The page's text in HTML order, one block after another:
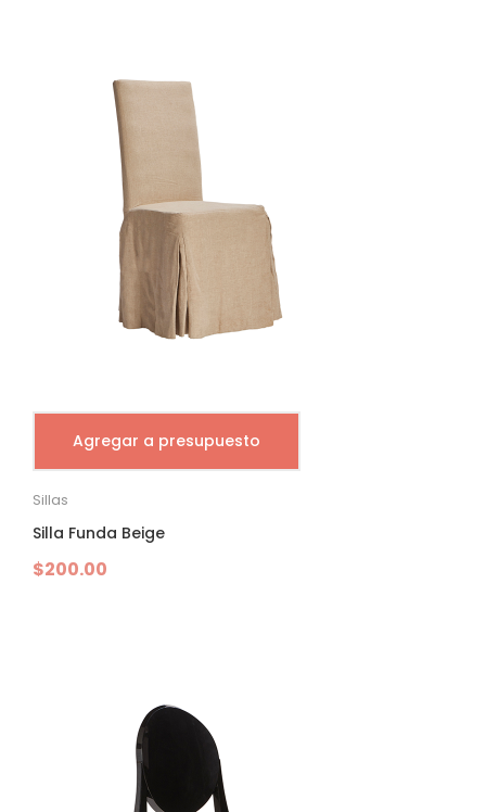
Agregar a presupuesto
Sillas
Silla Funda Beige
$200.00